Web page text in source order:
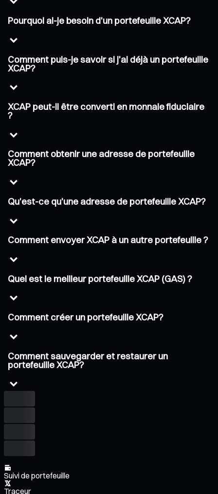
Pourquoi ai-je besoin d'un portefeuille XCAP?
Comment puis-je savoir si j'ai déjà un portefeuille
XCAP?
XCAP peut-il être converti en monnaie fiduciaire
?
Comment obtenir une adresse de portefeuille
XCAP?
Qu'est-ce qu'une adresse de portefeuille XCAP?
Comment envoyer XCAP à un autre portefeuille ?
Quel est le meilleur portefeuille XCAP (GAS) ?
Comment créer un portefeuille XCAP?
Comment sauvegarder et restaurer un
portefeuille XCAP?
Suivi de portefeuille
Traceur